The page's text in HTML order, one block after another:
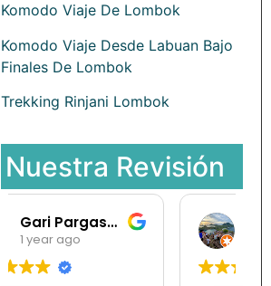
Komodo Viaje De Lombok
Komodo Viaje Desde Labuan Bajo
Finales De Lombok
Trekking Rinjani Lombok
Nuestra Revisión
Ramansata